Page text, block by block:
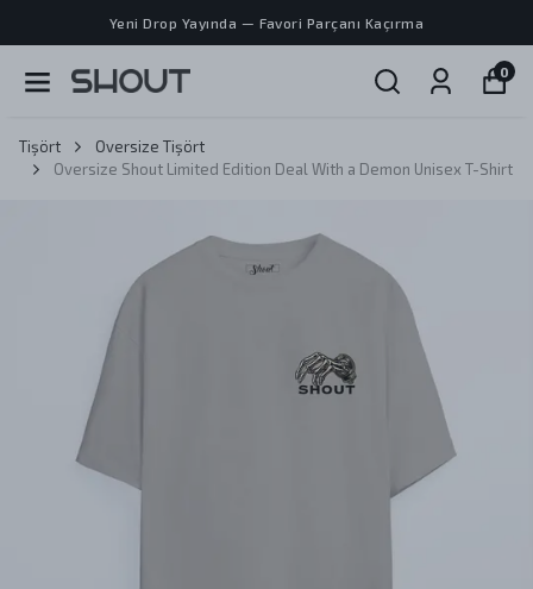
Yeni Drop Yayında — Favori Parçanı Kaçırma
0
Tişört
Oversize Tişört
Oversize Shout Limited Edition Deal With a Demon Unisex T-Shirt